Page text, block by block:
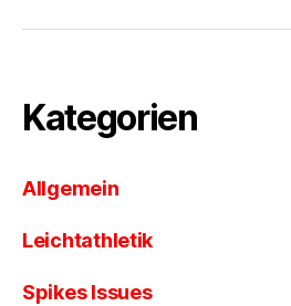
Kategorien
Allgemein
Leichtathletik
Spikes Issues